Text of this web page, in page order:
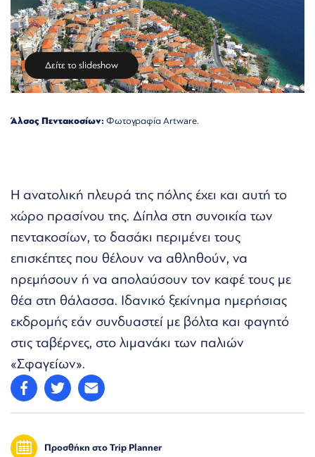
Δείτε το slideshow
Άλσος Πεντακοσίων: Φωτογραφία Artware.
Η ανατολική πλευρά της πόλης έχει και αυτή το
χώρο πρασίνου της. Δίπλα στη συνοικία των
πεντακοσίων, το δασάκι περιμένει τους
επισκέπτες που θέλουν να αθληθούν, να
ηρεμήσουν ή να απολαύσουν τον καφέ τους με
θέα στη θάλασσα. Ιδανικό ξεκίνημα ημερήσιας
εκδρομής εάν συνδυαστεί με βόλτα και φαγητό
στις ταβέρνες, στο λιμανάκι των παλιών
«Σφαγείων».
Προσθήκη στο Trip Planner